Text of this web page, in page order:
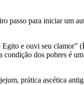
passo para iniciar um
e ouvi seu clamor”
condição dos pobres é
prática ascética